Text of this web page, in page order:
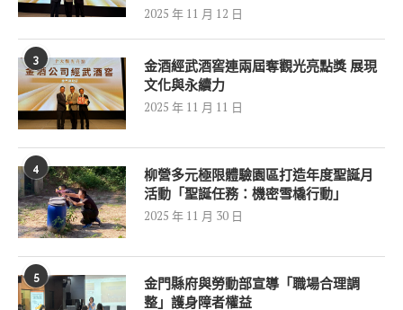
2025 年 11 月 12 日
3
金酒經武酒窖連兩屆奪觀光亮點獎 展現
文化與永續力
2025 年 11 月 11 日
4
柳營多元極限體驗園區打造年度聖誕月
活動「聖誕任務：機密雪橇行動」
2025 年 11 月 30 日
5
金門縣府與勞動部宣導「職場合理調
整」護身障者權益